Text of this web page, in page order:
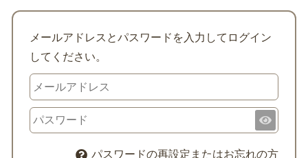
メールアドレスとパスワードを入力してログイン
してください。
パスワードの再設定またはお忘れの方